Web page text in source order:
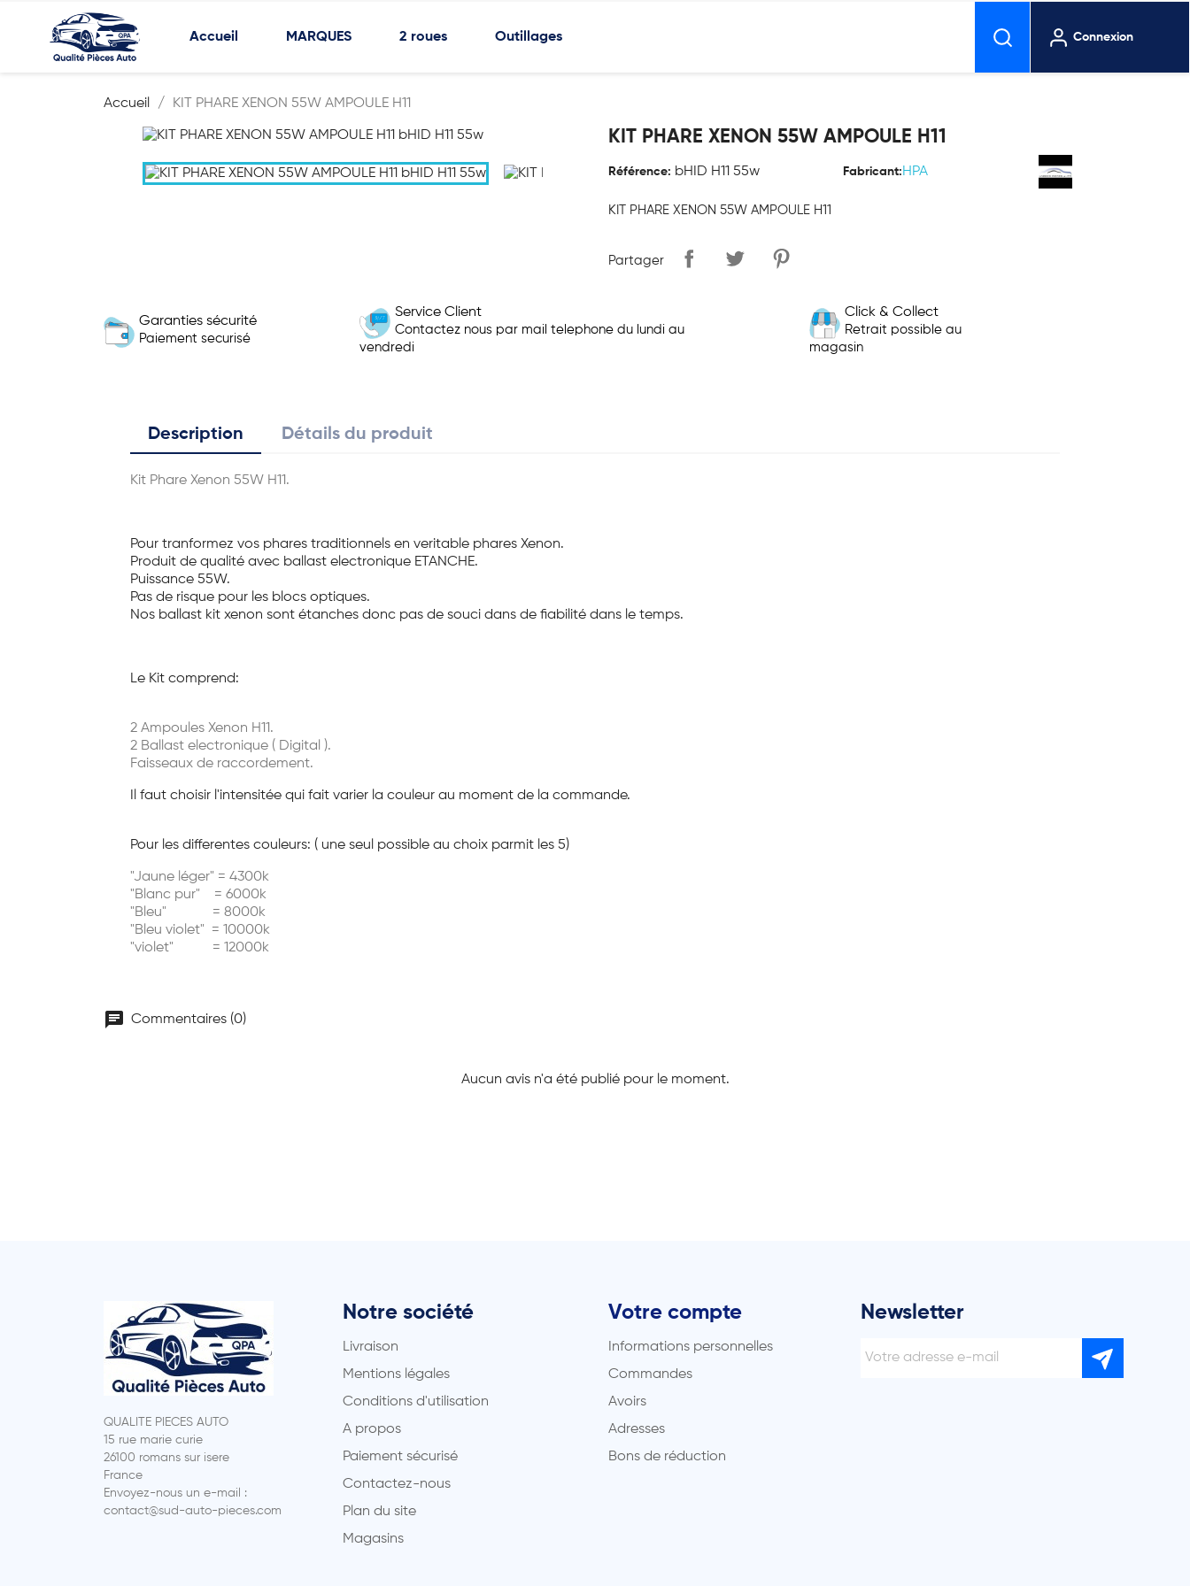
Accueil MARQUES 2 roues Outillages Connexion
Accueil KIT PHARE XENON 55W AMPOULE H11
KIT PHARE XENON 55W AMPOULE H11
Référence: bHID H11 55w Fabricant: HPA
KIT PHARE XENON 55W AMPOULE H11
Partager
Garanties sécurité
Paiement securisé
Service Client
Contactez nous par mail telephone du lundi au
vendredi
Click & Collect
Retrait possible au
magasin
Description Détails du produit
Kit Phare Xenon 55W H11.
Pour tranformez vos phares traditionnels en veritable phares Xenon.
Produit de qualité avec ballast electronique ETANCHE.
Puissance 55W.
Pas de risque pour les blocs optiques.
Nos ballast kit xenon sont étanches donc pas de souci dans de fiabilité dans le temps.
Le Kit comprend:
2 Ampoules Xenon H11.
2 Ballast electronique ( Digital ).
Faisseaux de raccordement.
Il faut choisir l'intensitée qui fait varier la couleur au moment de la commande.
Pour les differentes couleurs: ( une seul possible au choix parmit les 5)
"Jaune léger" = 4300k
"Blanc pur" = 6000k
"Bleu" = 8000k
"Bleu violet" = 10000k
"violet" = 12000k
chat Commentaires (0)
Aucun avis n'a été publié pour le moment.
QUALITE PIECES AUTO
15 rue marie curie
26100 romans sur isere
France
Envoyez-nous un e-mail :
contact@sud-auto-pieces.com
Notre société
Livraison
Mentions légales
Conditions d'utilisation
A propos
Paiement sécurisé
Contactez-nous
Plan du site
Magasins
Votre compte
Informations personnelles
Commandes
Avoirs
Adresses
Bons de réduction
Newsletter